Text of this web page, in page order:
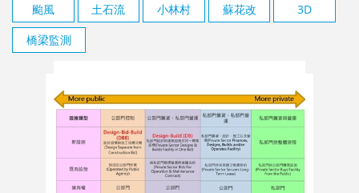
颱風
土石流 小林村 蘇花改
3D
橋梁監測